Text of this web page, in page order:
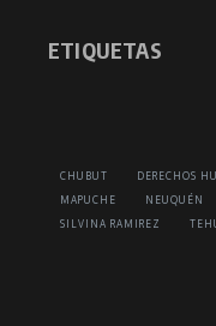
ETIQUETAS
CHUBUT DERECHOS
MAPUCHE
NEUQUÉN
SILVINA RAMIREZ